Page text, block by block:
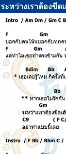
ระหว่างเราต้องขี